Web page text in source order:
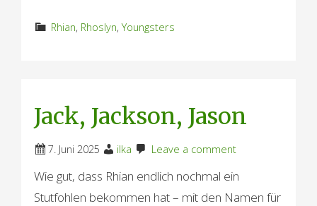
Rhian, Rhoslyn,Youngsters
Jack, Jackson, Jason
7. Juni 2025 ilka Leave a comment
Wie gut, dass Rhian endlich nochmal ein
Stutfohlen bekommen hat – mit den Namen für